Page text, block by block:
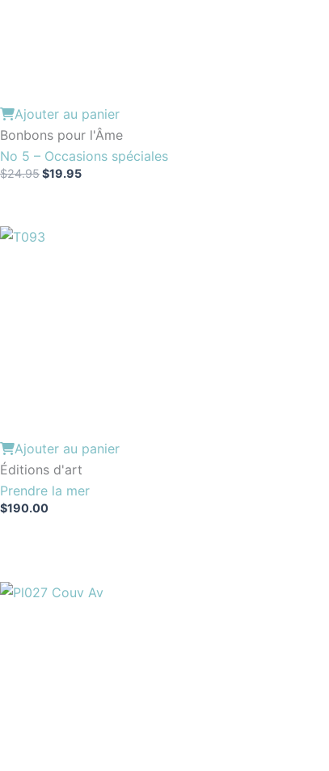
Ajouter au panier
Bonbons pour l'Âme
No 5 – Occasions spéciales
$24.95$19.95
Ajouter au panier
Éditions d'art
Prendre la mer
$190.00